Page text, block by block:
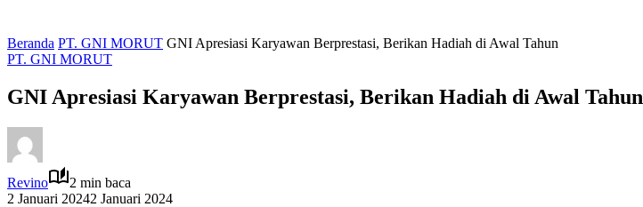
Beranda PT. GNI MORUT GNI Apresiasi Karyawan Berprestasi, Berikan Hadiah di Awal Tahun
PT. GNI MORUT
GNI Apresiasi Karyawan Berprestasi, Berikan Hadiah di Awal Tahun
Revino
2 min baca
2 Januari 20242 Januari 2024